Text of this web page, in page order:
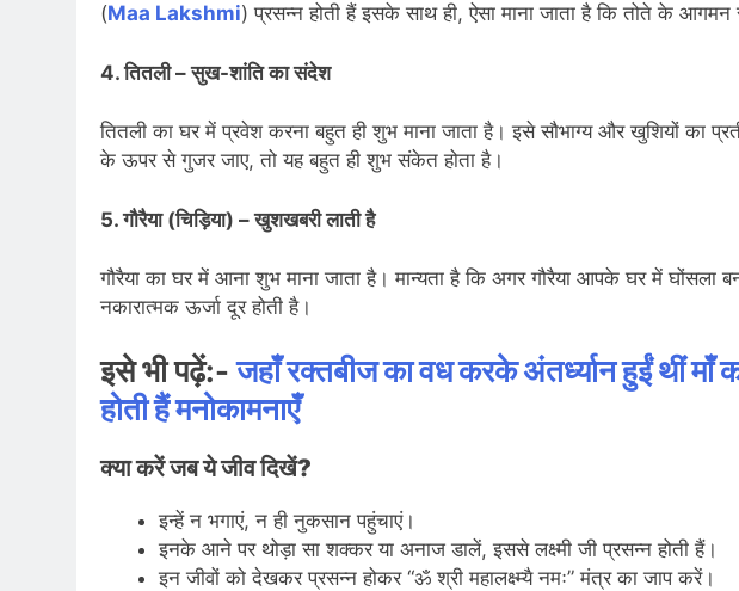
(Maa Lakshmi) प्रसन्न होती हैं इसके साथ ही, ऐसा माना जाता है कि तोते के आगमन
4. तितली – सुख-शांति का संदेश
तितली का घर में प्रवेश करना बहुत ही शुभ माना जाता है। इसे सौभाग्य और खुशियों का
के ऊपर से गुजर जाए, तो यह बहुत ही शुभ संकेत होता है।
5. गौरैया (चिड़िया) – खुशखबरी लाती है
गौरैया का घर में आना शुभ माना जाता है। मान्यता है कि अगर गौरैया आपके घर में घोंसला
नकारात्मक ऊर्जा दूर होती है।
इसे भी पढ़ें:-जहाँ रक्तबीज का वध करके अंतर्ध्यान हुईं थीं माँ
होती हैं मनोकामनाएँ
क्या करें जब ये जीव दिखें?
इन्हें न भगाएं, न ही नुकसान पहुंचाएं।
इनके आने पर थोड़ा सा शक्कर या अनाज डालें, इससे लक्ष्मी जी प्रसन्न होती हैं।
इन जीवों को देखकर प्रसन्न होकर “ॐ श्री महालक्ष्म्यै नमः” मंत्र का जाप करें।